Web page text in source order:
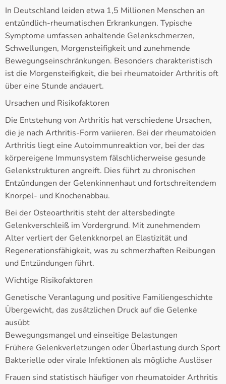
In Deutschland leiden etwa 1,5 Millionen Menschen an
entzündlich-rheumatischen Erkrankungen. Typische
Symptome umfassen anhaltende Gelenkschmerzen,
Schwellungen, Morgensteifigkeit und zunehmende
Bewegungseinschränkungen. Besonders charakteristisch
ist die Morgensteifigkeit, die bei rheumatoider Arthritis oft
über eine Stunde andauert.
Ursachen und Risikofaktoren
Die Entstehung von Arthritis hat verschiedene Ursachen,
die je nach Arthritis-Form variieren. Bei der rheumatoiden
Arthritis liegt eine Autoimmunreaktion vor, bei der das
körpereigene Immunsystem fälschlicherweise gesunde
Gelenkstrukturen angreift. Dies führt zu chronischen
Entzündungen der Gelenkinnenhaut und fortschreitendem
Knorpel- und Knochenabbau.
Bei der Osteoarthritis steht der altersbedingte
Gelenkverschleiß im Vordergrund. Mit zunehmendem
Alter verliert der Gelenkknorpel an Elastizität und
Regenerationsfähigkeit, was zu schmerzhaften Reibungen
und Entzündungen führt.
Wichtige Risikofaktoren
Genetische Veranlagung und positive Familiengeschichte
Übergewicht, das zusätzlichen Druck auf die Gelenke
ausübt
Bewegungsmangel und einseitige Belastungen
Frühere Gelenkverletzungen oder Überlastung durch Sport
Bakterielle oder virale Infektionen als mögliche Auslöser
Frauen sind statistisch häufiger von rheumatoider Arthritis